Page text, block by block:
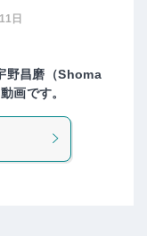
日
野昌磨（Shoma
画です。